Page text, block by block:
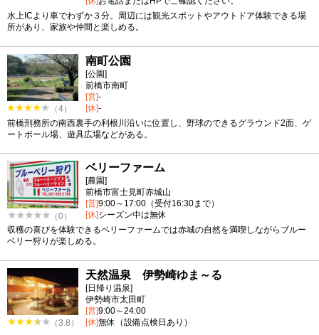
水上ICより車でわずか３分。周辺には観光スポットやアウトドア体験できる場
所があり、家族や仲間と楽しめる。
（4）
南町公園
[公園]
前橋市南町
[営]-
[休]-
前橋刑務所の南西裏手の利根川沿いに位置し、野球のできるグラウンド2面、ゲ
ートボール場、遊具広場などがある。
（0）
ベリーファーム
[農園]
前橋市富士見町赤城山
[営]9:00～17:00（受付16:30まで）
[休]シーズン中は無休
収穫の喜びを体験できるベリーファームでは赤城の自然を満喫しながらブルー
ベリー狩りが楽しめる。
（3.8）
天然温泉 伊勢崎ゆま～る
[日帰り温泉]
伊勢崎市太田町
[営]9:00～24:00
[休]無休（設備点検日あり）